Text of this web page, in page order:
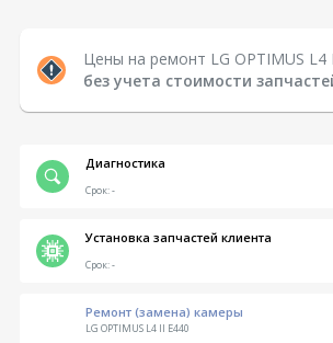
Цены на ремонт LG OPTIMUS L4
без учета стоимости
Диагностика
Срок:-
Установка запчастей клиента
Срок:-
Ремонт (замена) камеры
LG OPTIMUS L4 II E440